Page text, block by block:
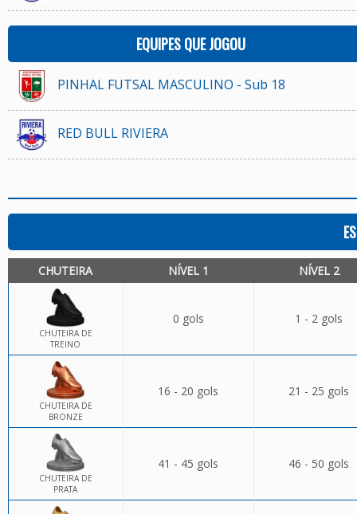
EQUIPES QUE JOGOU
PINHAL FUTSAL MASCULINO - Sub 18
RED BULL RIVIERA
CHUTEIRA NÍVEL 1 NÍVEL 2
CHUTEIRA DE
TREINO
0 gols 1 - 2 gols
CHUTEIRA DE
BRONZE
16 - 20 gols 21 - 25 gols
CHUTEIRA DE
PRATA
41 - 45 gols 46 - 50 gols